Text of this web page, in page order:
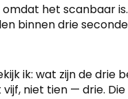
het scanbaar
binnen drie
ik: wat zijn de
niet tien — drie.